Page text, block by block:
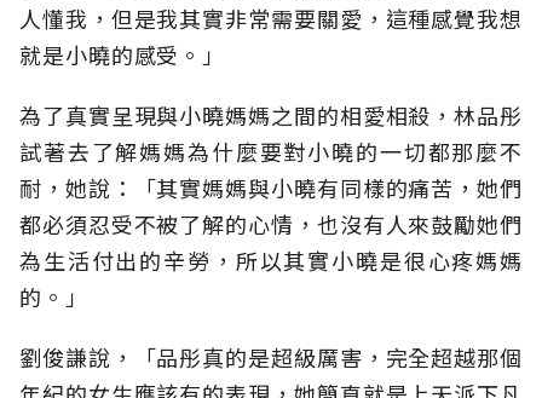
人懂我，但是我其實非常需要關愛，這種感覺我想
就是小曉的感受。」
為了真實呈現與小曉媽媽之間的相愛相殺，林品彤
試著去了解媽媽為什麼要對小曉的一切都那麼不
耐，她說：「其實媽媽與小曉有同樣的痛苦，她們
都必須忍受不被了解的心情，也沒有人來鼓勵她們
為生活付出的辛勞，所以其實小曉是很心疼媽媽
的。」
劉俊謙說，「品彤真的是超級厲害，完全超越那個